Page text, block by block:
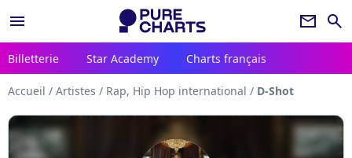
menu newsletter search
Billetterie Star Academy Charts français
Accueil / Artistes / Rap, Hip Hop international / D-Shot